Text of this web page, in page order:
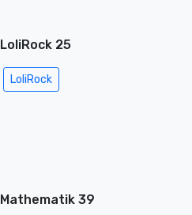
LoliRock 25
LoliRock
Mathematik 39